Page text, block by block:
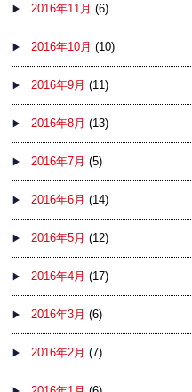
2016年11月 (6)
2016年10月 (10)
2016年9月 (11)
2016年8月 (13)
2016年7月 (5)
2016年6月 (14)
2016年5月 (12)
2016年4月 (17)
2016年3月 (6)
2016年2月 (7)